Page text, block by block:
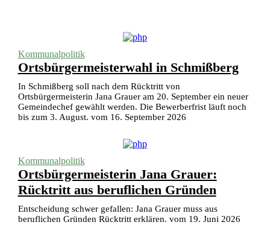
Kommunalpolitik
Ortsbürgermeisterwahl in Schmißberg
In Schmißberg soll nach dem Rücktritt von
Ortsbürgermeisterin Jana Grauer am 20. September ein neuer
Gemeindechef gewählt werden. Die Bewerberfrist läuft noch
bis zum 3. August. vom 16. September 2026
Kommunalpolitik
Ortsbürgermeisterin Jana Grauer:
Rücktritt aus beruflichen Gründen
Entscheidung schwer gefallen: Jana Grauer muss aus
beruflichen Gründen Rücktritt erklären. vom 19. Juni 2026